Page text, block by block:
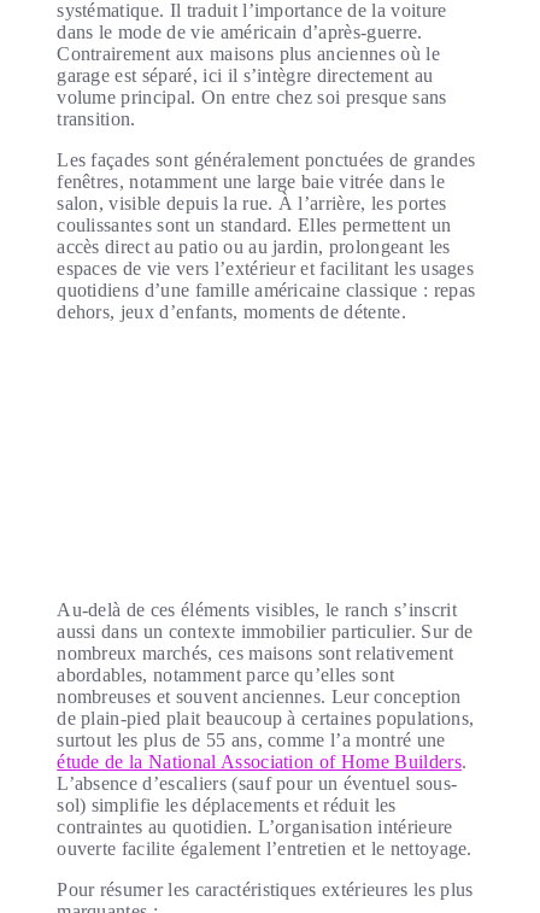
systématique. Il traduit l’importance de la voiture
dans le mode de vie américain d’après-guerre.
Contrairement aux maisons plus anciennes où le
garage est séparé, ici il s’intègre directement au
volume principal. On entre chez soi presque sans
transition.
Les façades sont généralement ponctuées de grandes
fenêtres, notamment une large baie vitrée dans le
salon, visible depuis la rue. À l’arrière, les portes
coulissantes sont un standard. Elles permettent un
accès direct au patio ou au jardin, prolongeant les
espaces de vie vers l’extérieur et facilitant les usages
quotidiens d’une famille américaine classique : repas
dehors, jeux d’enfants, moments de détente.
Au-delà de ces éléments visibles, le ranch s’inscrit
aussi dans un contexte immobilier particulier. Sur de
nombreux marchés, ces maisons sont relativement
abordables, notamment parce qu’elles sont
nombreuses et souvent anciennes. Leur conception
de plain-pied plait beaucoup à certaines populations,
surtout les plus de 55 ans, comme l’a montré une
étude de la National Association of Home Builders.
L’absence d’escaliers (sauf pour un éventuel sous-
sol) simplifie les déplacements et réduit les
contraintes au quotidien. L’organisation intérieure
ouverte facilite également l’entretien et le nettoyage.
Pour résumer les caractéristiques extérieures les plus